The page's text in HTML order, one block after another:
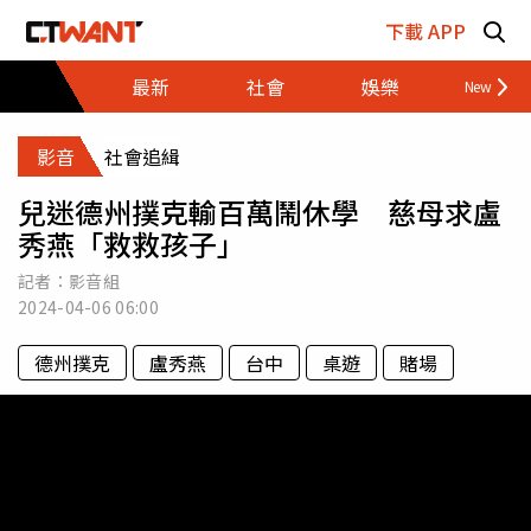
下載 APP
最新
社會 娛樂 財經
影音 社會追緝
兒迷德州撲克輸百萬鬧休學 慈母求盧
秀燕「救救孩子」
記者：影音組
2024-04-0606:00
德州撲克 盧秀燕 台中 桌遊 賭場